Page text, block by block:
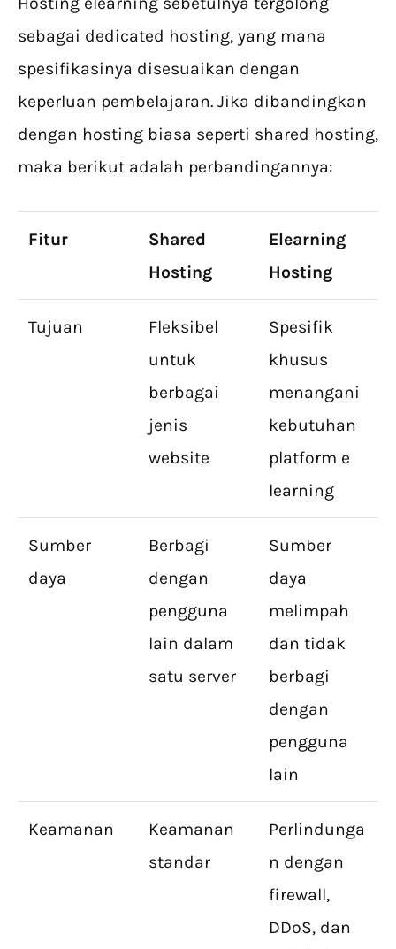
sebagai dedicated hosting, yang mana
spesifikasinya disesuaikan dengan
keperluan pembelajaran. Jika dibandingkan
dengan hosting biasa seperti shared hosting,
maka berikut adalah perbandingannya:
Fitur
Shared
Hosting
Elearning
Hosting
Tujuan
Fleksibel
untuk
berbagai
jenis
website
Spesifik
khusus
menangani
kebutuhan
platform e
learning
Sumber
daya
Berbagi
dengan
pengguna
lain dalam
satu server
Sumber
daya
melimpah
dan tidak
berbagi
dengan
pengguna
lain
Keamanan
Keamanan
standar
Perlindunga
n dengan
firewall,
DDoS, dan